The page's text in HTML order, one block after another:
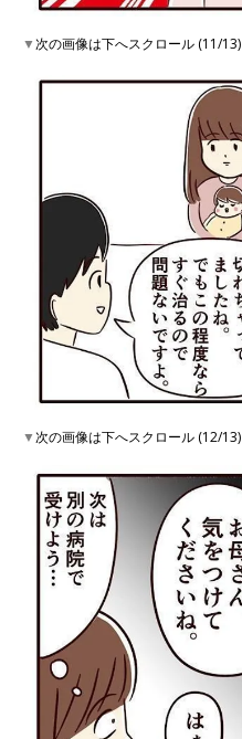
▼次の画像は下へスクロール (11/13)
▼次の画像は下へスクロール (12/13)